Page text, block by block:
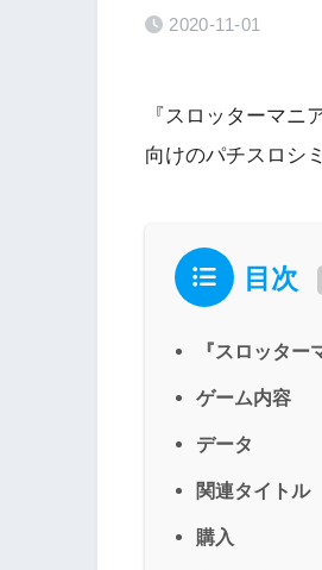
2020-11-01
『スロッターマ
向けのパチスロシ
目次
『スロッタ
ゲーム内容
データ
関連タイトル
購入